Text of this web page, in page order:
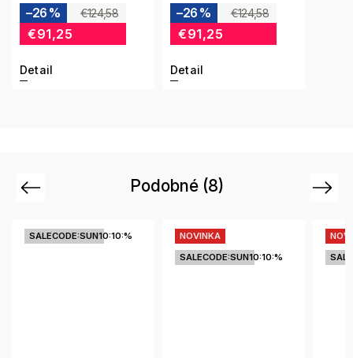
€124,58
–26 %
€91,25
Detail
€124,58
–26 %
€91,25
Detail
Podobné (8)
Previous
NOVINKA
NOVINKA
SALECODE:SUN10:10:%
Next